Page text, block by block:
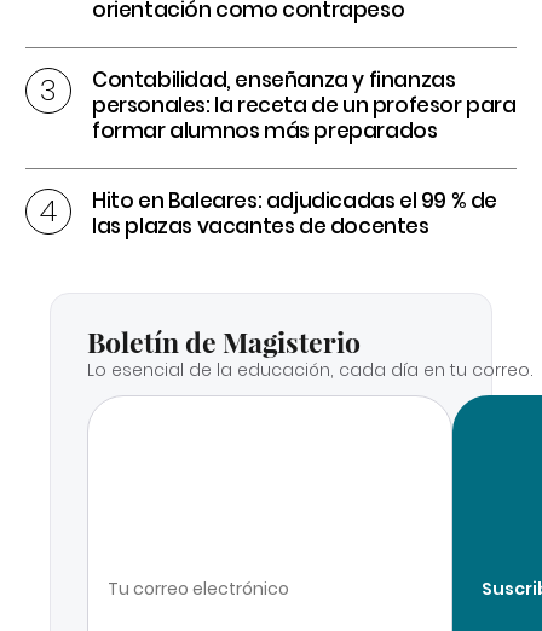
orientación como contrapeso
Contabilidad, enseñanza y finanzas
personales: la receta de un profesor para
formar alumnos más preparados
Hito en Baleares: adjudicadas el 99 % de
las plazas vacantes de docentes
Boletín de Magisterio
Lo esencial de la educación, cada día en tu correo.